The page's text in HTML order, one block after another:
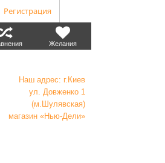
Регистрация
Желания
Наш адрес: г.Киев
ул. Довженко 1
(м.Шулявская)
магазин «Нью-Дели»